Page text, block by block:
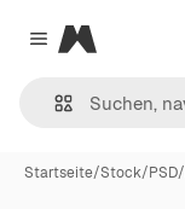
Close menu
Magnific
Startseite/Stock/PSD/